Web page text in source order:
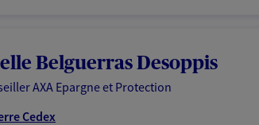
Belguerras Desoppis
AXA Epargne et Protection
Cedex